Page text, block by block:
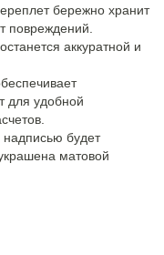
бережно хранит
повреждений.
аккуратной и
для удобной
будет
матовой